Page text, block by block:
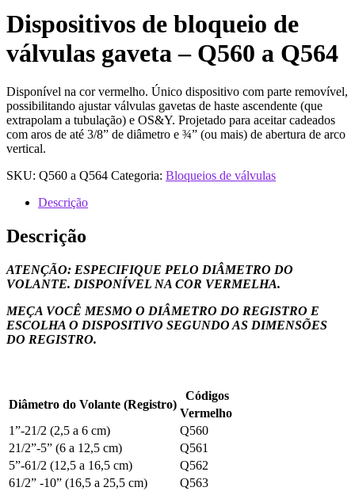
Dispositivos de bloqueio de
válvulas gaveta – Q560 a Q564
Disponível na cor vermelho. Único dispositivo com parte removível,
possibilitando ajustar válvulas gavetas de haste ascendente (que
extrapolam a tubulação) e OS&Y. Projetado para aceitar cadeados
com aros de até 3/8” de diâmetro e ¾” (ou mais) de abertura de arco
vertical.
SKU: Q560 a Q564 Categoria: Bloqueios de válvulas
Descrição
Descrição
ATENÇÃO: ESPECIFIQUE PELO DIÂMETRO DO
VOLANTE. DISPONÍVEL NA COR VERMELHA.
MEÇA VOCÊ MESMO O DIÂMETRO DO REGISTRO E
ESCOLHA O DISPOSITIVO SEGUNDO AS DIMENSÕES
DO REGISTRO.
Diâmetro do Volante (Registro)
Códigos
Vermelho
1”-21/2 (2,5 a 6 cm)
Q560
21/2”-5” (6 a 12,5 cm)
Q561
5”-61/2 (12,5 a 16,5 cm)
Q562
61/2” -10” (16,5 a 25,5 cm)
Q563